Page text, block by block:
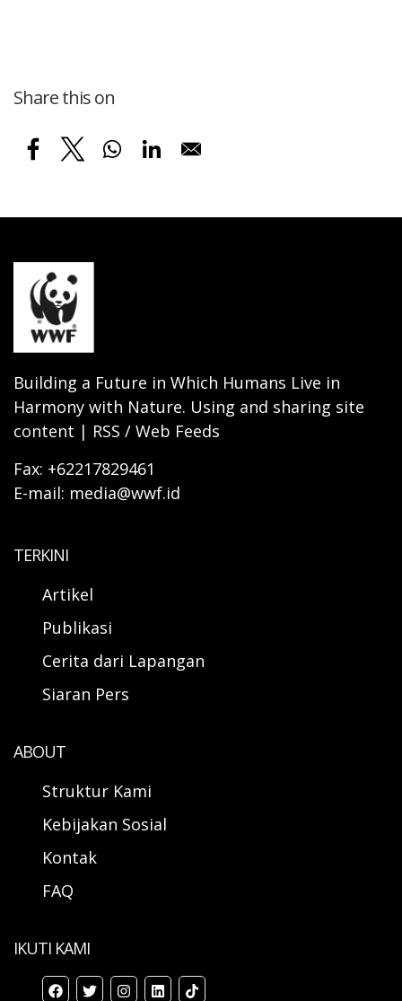
Share this on
Building a Future in Which Humans Live in
Harmony with Nature. Using and sharing site
content | RSS / Web Feeds
Fax: +62217829461
E-mail: media@wwf.id
TERKINI
Artikel
Publikasi
Cerita dari Lapangan
Siaran Pers
ABOUT
Struktur Kami
Kebijakan Sosial
Kontak
FAQ
IKUTI KAMI